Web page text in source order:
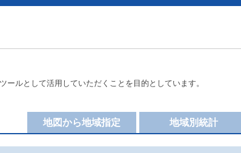
ルとして活用していただくことを目的としています。
地域別統計
地図から地域指定